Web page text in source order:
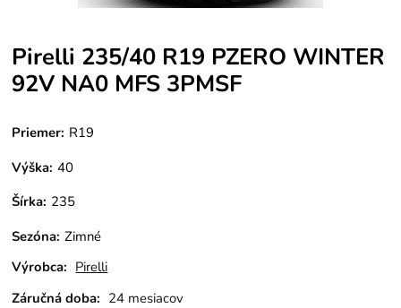
Pirelli 235/40 R19 PZERO WINTER
92V NA0 MFS 3PMSF
Priemer: R19
Výška: 40
Šírka: 235
Sezóna: Zimné
Výrobca: Pirelli
Záručná doba: 24 mesiacov